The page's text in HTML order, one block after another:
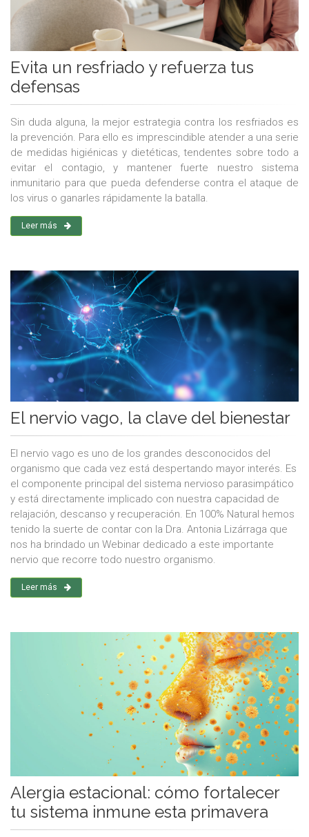
Evita un resfriado y refuerza tus
defensas
Sin duda alguna, la mejor estrategia contra los resfriados es
la prevención. Para ello es imprescindible atender a una serie
de medidas higiénicas y dietéticas, tendentes sobre todo a
evitar el contagio, y mantener fuerte nuestro sistema
inmunitario para que pueda defenderse contra el ataque de
los virus o ganarles rápidamente la batalla.
Leer más
El nervio vago, la clave del bienestar
El nervio vago es uno de los grandes desconocidos del
organismo que cada vez está despertando mayor interés. Es
el componente principal del sistema nervioso parasimpático
y está directamente implicado con nuestra capacidad de
relajación, descanso y recuperación. En 100% Natural hemos
tenido la suerte de contar con la Dra. Antonia Lizárraga que
nos ha brindado un Webinar dedicado a este importante
nervio que recorre todo nuestro organismo.
Leer más
Alergia estacional: cómo fortalecer
tu sistema inmune esta primavera